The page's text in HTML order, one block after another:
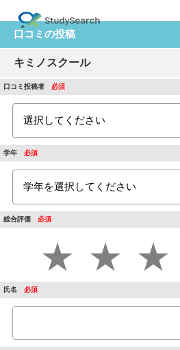
口コミの投稿
キミノスクール
口コミ投稿者
学年
総合評価
★
★
★
氏名